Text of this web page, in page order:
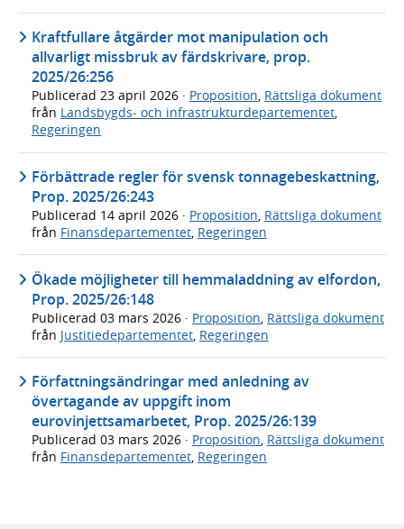
Kraftfullare åtgärder mot manipulation och
allvarligt missbruk av färdskrivare, prop.
2025/26:256
Publicerad 23 april 2026 · Proposition, Rättsliga dokument
från Landsbygds- och infrastrukturdepartementet,
Regeringen
Förbättrade regler för svensk tonnagebeskattning,
Prop. 2025/26:243
Publicerad 14 april 2026 · Proposition, Rättsliga dokument
från Finansdepartementet, Regeringen
Ökade möjligheter till hemmaladdning av elfordon,
Prop. 2025/26:148
Publicerad 03 mars 2026 · Proposition Rättsliga dokument
från Justitiedepartementet Regeringen
Författningsändringar med anledning av
övertagande av uppgift inom
eurovinjettsamarbetet, Prop. 2025/26:139
Publicerad 03 mars 2026 · Proposition, Rättsliga dokument
från Finansdepartementet, Regeringen